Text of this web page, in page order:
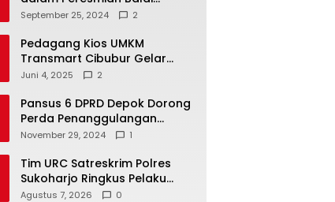
Warga di Sukamaju : Wadah
Aspirasi Masyarakat
September 25, 2024 2
Pedagang Kios UMKM
Transmart Cibubur Gelar
Family Gathering di Cisarua,
Kekompakan
Juni 4, 2025 2
Pansus 6 DPRD Depok Dorong
Perda Penanggulangan
Kebakaran untuk
November 29, 2024 1
Tim URC Satreskrim Polres
Sukoharjo Ringkus Pelaku
Curas, Motor Korban
Agustus 7, 2026 0